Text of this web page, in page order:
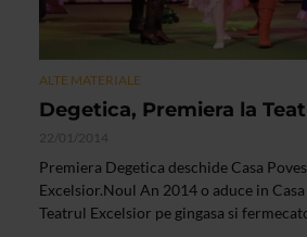
ALTE MATERIALE
Degetica, Premiera la
22/01/2014
Premiera Degetica deschide Casa
Excelsior.Noul An 2014 o aduce in
Teatrul Excelsior pe gingasa si